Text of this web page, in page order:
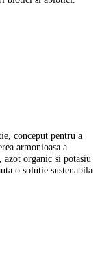
conceput pentru a
armonioasa a
organic si potasiu
o solutie sustenabila